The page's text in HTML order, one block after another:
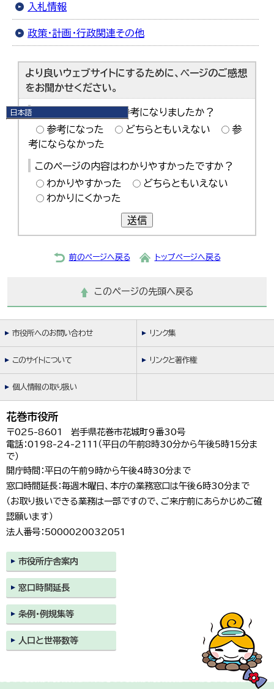
日本語
한국어
简体中文
繁體中文
入札情報
政策・計画・行政関連その他
より良いウェブサイトにするために、ページのご感想
をお聞かせください。
このページの内容は参考になりましたか？
参考になった
どちらともいえない
参
考にならなかった
このページの内容はわかりやすかったですか？
わかりやすかった
どちらともいえない
わかりにくかった
送信
前のページへ戻る トップページへ戻る
このページの先頭へ戻る
市役所へのお問い合わせ リンク集
このサイトについて リンクと著作権
個人情報の取り扱い
花巻市役所
〒025-8601 岩手県花巻市花城町9番30号
電話：0198-24-2111（平日の午前8時30分から午後5時15分ま
で）
開庁時間：平日の午前9時から午後4時30分まで
窓口時間延長：毎週木曜日、本庁の業務窓口は午後6時30分まで
（お取り扱いできる業務は一部ですので、ご来庁前にあらかじめご確
認願います）
法人番号：5000020032051
市役所庁舎案内
窓口時間延長
条例・例規集等
人口と世帯数等